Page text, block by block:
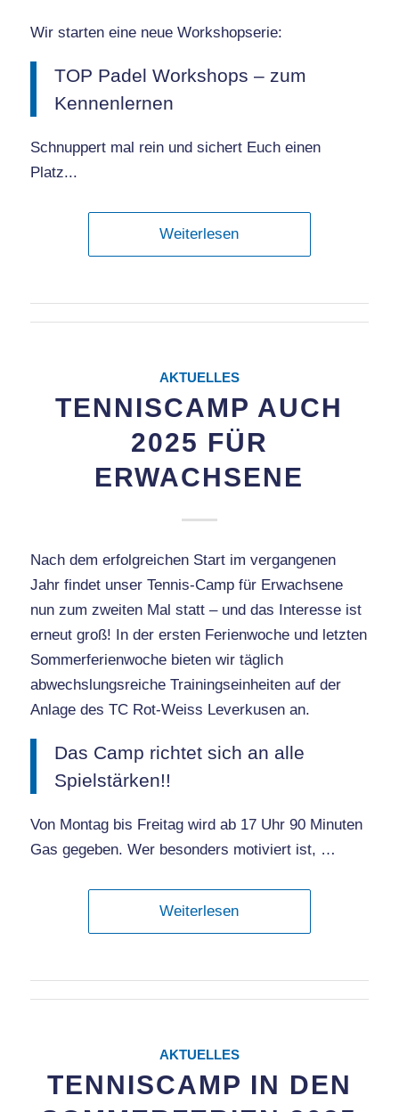
Wir starten eine neue Workshopserie:
TOP Padel Workshops – zum
Kennenlernen
Schnuppert mal rein und sichert Euch einen
Platz...
Weiterlesen
AKTUELLES
TENNISCAMP AUCH
2025 FÜR
ERWACHSENE
Nach dem erfolgreichen Start im vergangenen
Jahr findet unser Tennis-Camp für Erwachsene
nun zum zweiten Mal statt – und das Interesse ist
erneut groß! In der ersten Ferienwoche und letzten
Sommerferienwoche bieten wir täglich
abwechslungsreiche Trainingseinheiten auf der
Anlage des TC Rot-Weiss Leverkusen an.
Das Camp richtet sich an alle
Spielstärken!!
Von Montag bis Freitag wird ab 17 Uhr 90 Minuten
Gas gegeben. Wer besonders motiviert ist, …
Weiterlesen
AKTUELLES
TENNISCAMP IN DEN